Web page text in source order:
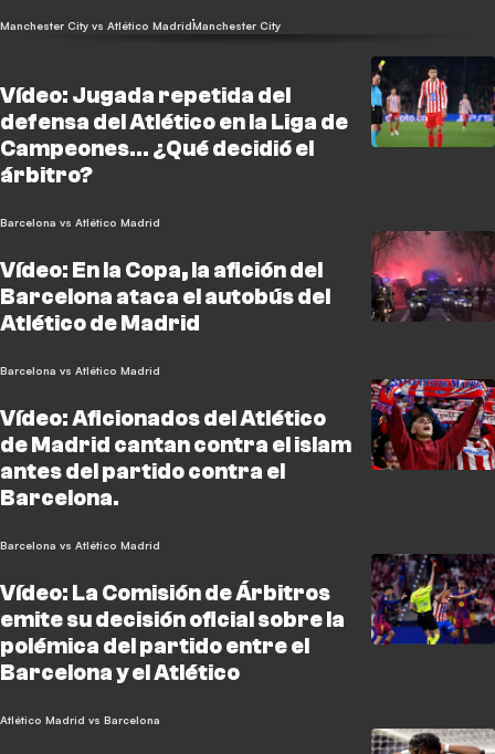
Manchester City vs Atlético MadridManchester City
Vídeo: Jugada repetida del
defensa del Atlético en la Liga de
Campeones... ¿Qué decidió el
árbitro?
Barcelona vs Atlético Madrid
Vídeo: En la Copa, la afición del
Barcelona ataca el autobús del
Atlético de Madrid
Barcelona vs Atlético Madrid
Vídeo: Aficionados del Atlético
de Madrid cantan contra el islam
antes del partido contra el
Barcelona.
Barcelona vs Atlético Madrid
Vídeo: La Comisión de Árbitros
emite su decisión oficial sobre la
polémica del partido entre el
Barcelona y el Atlético
Atlético Madrid vs Barcelona